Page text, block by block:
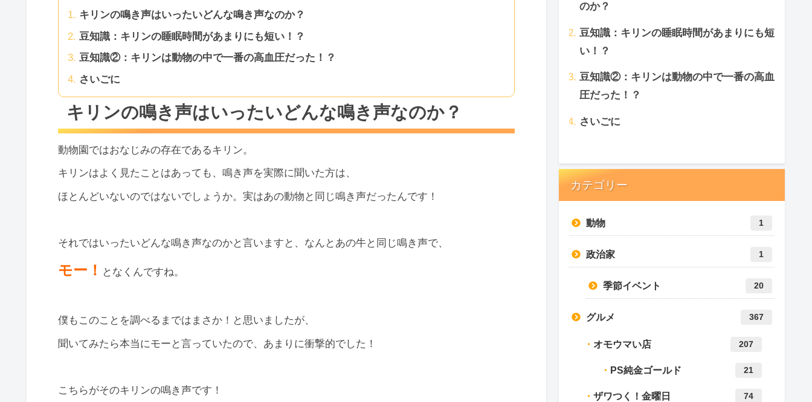
キリンの鳴き声はいったいどんな鳴き声なのか？
豆知識：キリンの睡眠時間があまりにも短い！？
豆知識②：キリンは動物の中で一番の高血圧だった！？
さいごに
キリンの鳴き声はいったいどんな鳴き声なのか？
動物園ではおなじみの存在であるキリン。
キリンはよく見たことはあっても、鳴き声を実際に聞いた方は、
ほとんどいないのではないでしょうか。実はあの動物と同じ鳴き声だったんです！
それではいったいどんな鳴き声なのかと言いますと、なんとあの牛と同じ鳴き声で、
モー！ となくんですね。
僕もこのことを調べるまではまさか！と思いましたが、
聞いてみたら本当にモーと言っていたので、あまりに衝撃的でした！
こちらがそのキリンの鳴き声です！
のか？
豆知識：キリンの睡眠時間があまりにも短
い！？
豆知識②：キリンは動物の中で一番の高血
圧だった！？
さいごに
カテゴリー
動物 1
政治家 1
季節イベント 20
グルメ 367
オモウマい店 207
PS純金ゴールド 21
ザワつく！金曜日 74